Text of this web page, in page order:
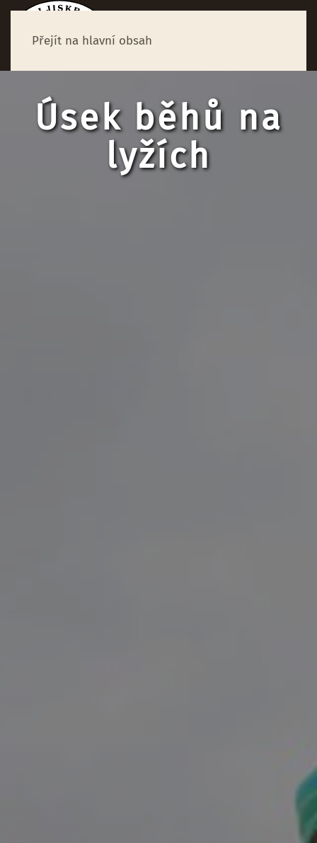
Přejít na hlavní obsah
Úsek běhů na
lyžích